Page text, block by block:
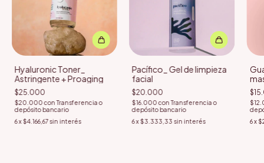
Hyaluronic Toner_
Astringente + Proaging
$25.000
$20.000con Transferencia o
depósito bancario
6x$4.166,67sin interés
Pacífico_ Gel de limpieza
facial
$20.000
$16.000con Transferencia o
depósito bancario
6x$3.333,33 sin interés
6 x